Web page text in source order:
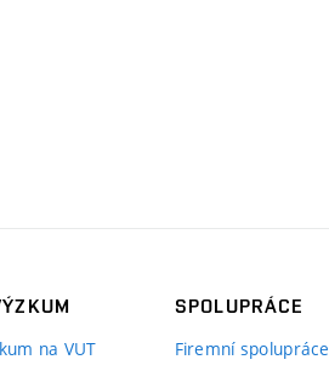
na VUT
SPOLUPRÁCE
Firemní spolupráce